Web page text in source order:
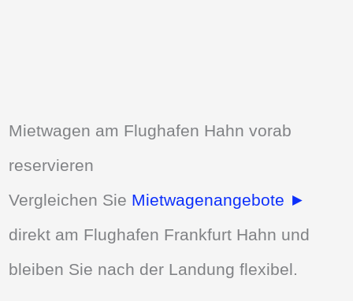
Mietwagen am Flughafen Hahn vorab
reservieren
Vergleichen Sie Mietwagenangebote ►
direkt am Flughafen Frankfurt Hahn und
bleiben Sie nach der Landung flexibel.